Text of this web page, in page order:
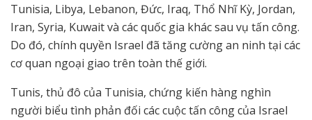
Tunisia, Libya, Lebanon, Đức, Iraq, Thổ Nhĩ Kỳ, Jordan,
Iran, Syria, Kuwait và các quốc gia khác sau vụ tấn công.
Do đó, chính quyền Israel đã tăng cường an ninh tại các
cơ quan ngoại giao trên toàn thế giới.
Tunis, thủ đô của Tunisia, chứng kiến hàng nghìn
người biểu tình phản đối các cuộc tấn công của Israel